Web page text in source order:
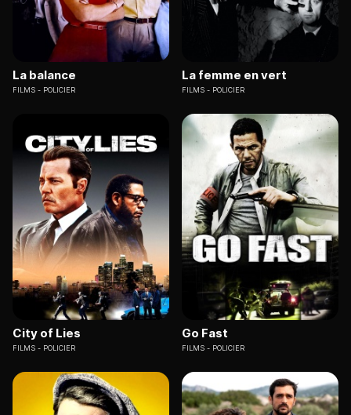
La balance
FILMS POLICIER
La femme en vert
FILMS POLICIER
City of Lies
FILMS POLICIER
Go Fast
FILMS POLICIER